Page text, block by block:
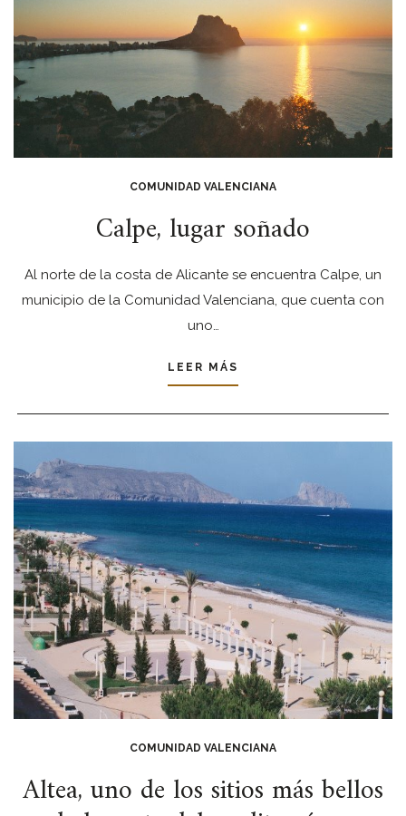
COMUNIDAD VALENCIANA
Calpe, lugar soñado
Al norte de la costa de Alicante se encuentra Calpe, un
municipio de la Comunidad Valenciana, que cuenta con
uno…
LEER MÁS
COMUNIDAD VALENCIANA
Altea, uno de los sitios más bellos